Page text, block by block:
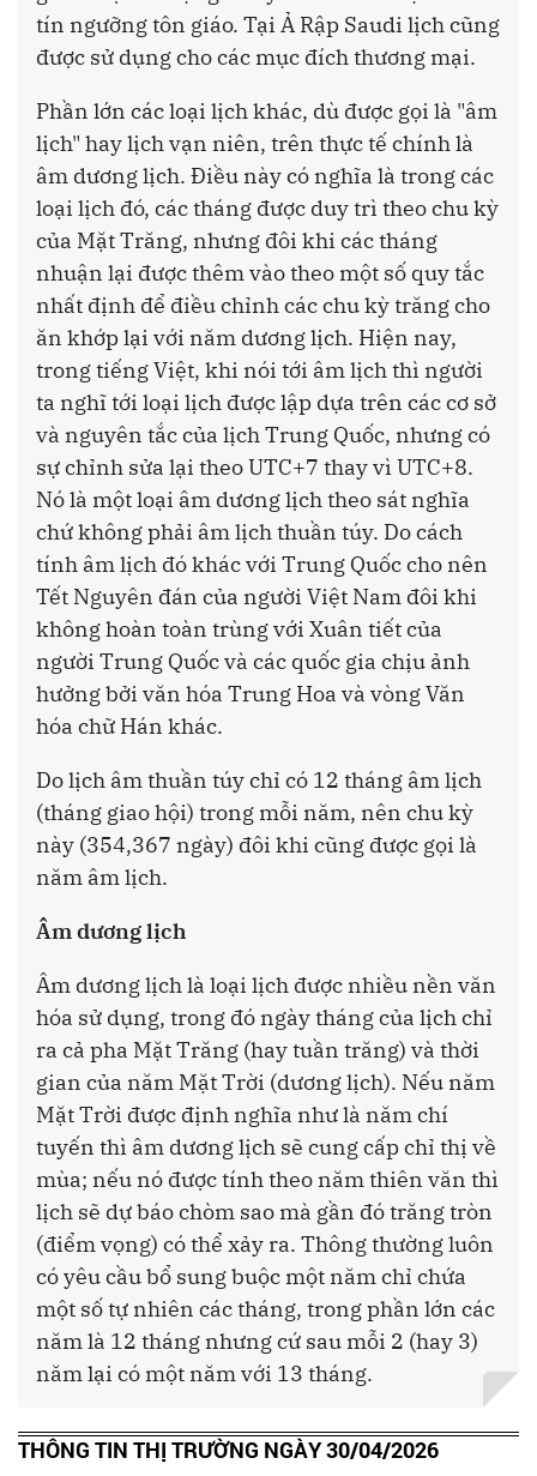
tín ngưỡng tôn giáo. Tại Ả Rập Saudi lịch cũng
được sử dụng cho các mục đích thương mại.
Phần lớn các loại lịch khác, dù được gọi là "âm
lịch" hay lịch vạn niên, trên thực tế chính là
âm dương lịch. Điều này có nghĩa là trong các
loại lịch đó, các tháng được duy trì theo chu kỳ
của Mặt Trăng, nhưng đôi khi các tháng
nhuận lại được thêm vào theo một số quy tắc
nhất định để điều chỉnh các chu kỳ trăng cho
ăn khớp lại với năm dương lịch. Hiện nay,
trong tiếng Việt, khi nói tới âm lịch thì người
ta nghĩ tới loại lịch được lập dựa trên các cơ sở
và nguyên tắc của lịch Trung Quốc, nhưng có
sự chỉnh sửa lại theo UTC+7 thay vì UTC+8.
Nó là một loại âm dương lịch theo sát nghĩa
chứ không phải âm lịch thuần túy. Do cách
tính âm lịch đó khác với Trung Quốc cho nên
Tết Nguyên đán của người Việt Nam đôi khi
không hoàn toàn trùng với Xuân tiết của
người Trung Quốc và các quốc gia chịu ảnh
hưởng bởi văn hóa Trung Hoa và vòng Văn
hóa chữ Hán khác.
Do lịch âm thuần túy chỉ có 12 tháng âm lịch
(tháng giao hội) trong mỗi năm, nên chu kỳ
này (354,367 ngày) đôi khi cũng được gọi là
năm âm lịch.
Âm dương lịch
Âm dương lịch là loại lịch được nhiều nền văn
hóa sử dụng, trong đó ngày tháng của lịch chỉ
ra cả pha Mặt Trăng (hay tuần trăng) và thời
gian của năm Mặt Trời (dương lịch). Nếu năm
Mặt Trời được định nghĩa như là năm chí
tuyến thì âm dương lịch sẽ cung cấp chỉ thị về
mùa; nếu nó được tính theo năm thiên văn thì
lịch sẽ dự báo chòm sao mà gần đó trăng tròn
(điểm vọng) có thể xảy ra. Thông thường luôn
có yêu cầu bổ sung buộc một năm chỉ chứa
một số tự nhiên các tháng, trong phần lớn các
năm là 12 tháng nhưng cứ sau mỗi 2 (hay 3)
năm lại có một năm với 13 tháng.
THÔNG TIN THỊ TRƯỜNG NGÀY 30/04/2026